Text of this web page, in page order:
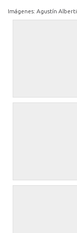
Imágenes: Agustín Alberti